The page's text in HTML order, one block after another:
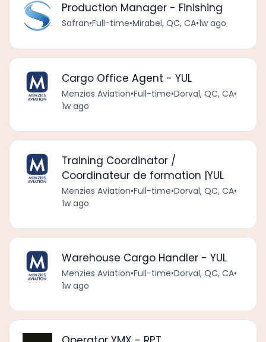
Production Manager - Finishing
Safran•Full-time•Mirabel, QC, CA•1w ago
Cargo Office Agent - YUL
Menzies Aviation•Full-time•Dorval, QC, CA•
1w ago
Training Coordinator /
Coordinateur de formation |YUL
Menzies Aviation•Full-time•Dorval, QC, CA•
1w ago
Warehouse Cargo Handler - YUL
Menzies Aviation•Full-time•Dorval, QC, CA•
1w ago